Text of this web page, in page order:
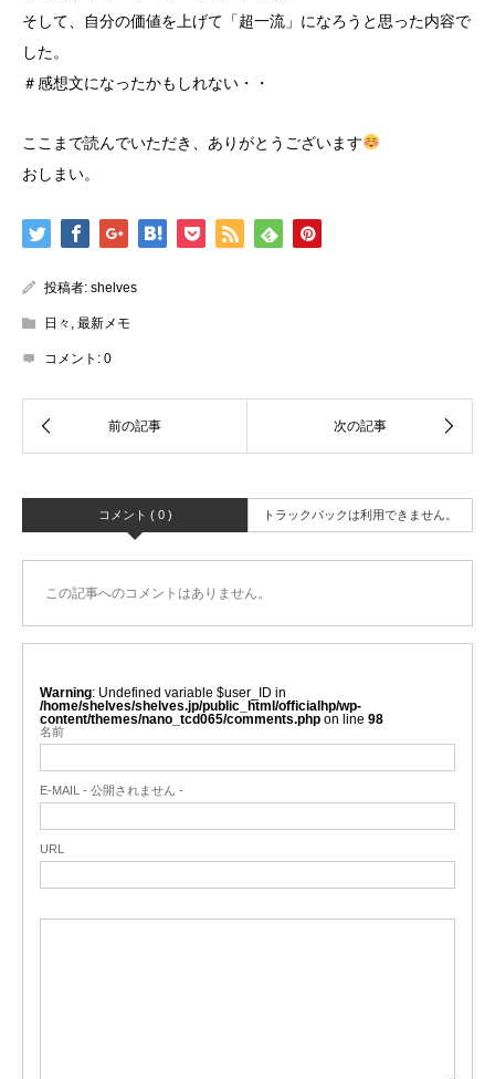
そして、自分の価値を上げて「超一流」になろうと思った内容で
した。
＃感想文になったかもしれない・・
ここまで読んでいただき、ありがとうございます
おしまい。
投稿者: shelves
日々 最新メモ
コメント: 0
コメント ( 0 ) トラックバックは利用できません。
この記事へのコメントはありません。
Warning : Undefined variable $user_ID in
/home/shelves/shelves.jp/public_html/officialhp/wp-
content/themes/nano_tcd065/comments.php on line 98
名前
E-MAIL - 公開されません -
URL